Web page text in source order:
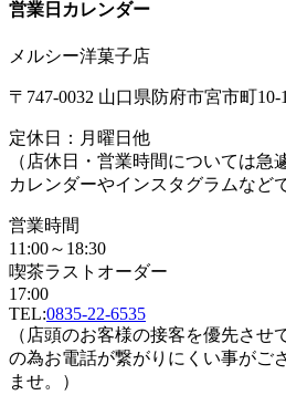
営業日カレンダー
メルシー洋菓子店
〒747-0032 山口県防府市宮市町10-
定休日：月曜日他
（店休日・営業時間については急
カレンダーやインスタグラムなど
営業時間
11:00～18:30
喫茶ラストオーダー
17:00
TEL:0835-22-6535
（店頭のお客様の接客を優先させ
の為お電話が繋がりにくい事がご
ませ。）